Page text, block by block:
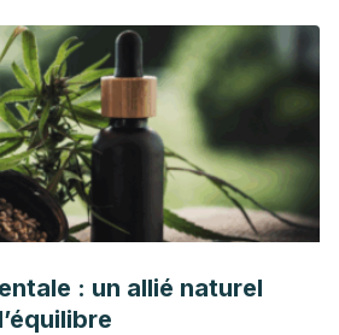
: un allié naturel